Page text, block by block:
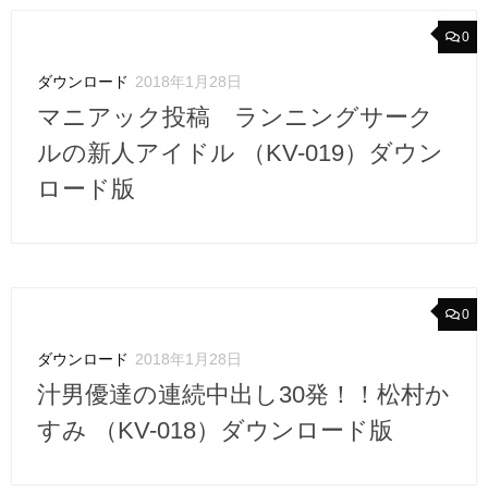
0
ダウンロード 2018年1月28日
マニアック投稿 ランニングサーク
ルの新人アイドル （KV-019）ダウン
ロード版
0
ダウンロード 2018年1月28日
汁男優達の連続中出し30発！！松村か
すみ （KV-018）ダウンロード版